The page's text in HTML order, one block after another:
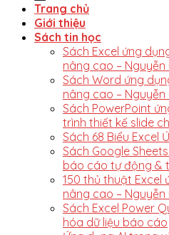
Trang chủ
Giới thiệu
Sách tin học
Sách Excel ứng
nâng cao – Nguyễn
Sách Word ứng
nâng cao – Nguyễn
Sách PowerPoint
trình thiết kế slide
Sách 68 Biểu Excel
Sách Google
báo cáo tự động &
150 thủ thuật Excel
nâng cao – Nguyễn
Sách Excel Power
hóa dữ liệu báo cáo